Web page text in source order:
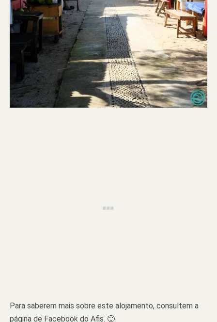
Para saberem mais sobre este alojamento, consultem a
página de Facebook do Afis. 🙂